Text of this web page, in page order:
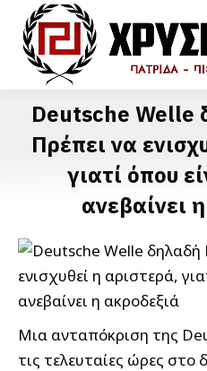
Deutsche Welle
Πρέπει να
γιατί όπου
ανεβαίνει
Μια ανταπόκριση της
τις τελευταίες ώρες